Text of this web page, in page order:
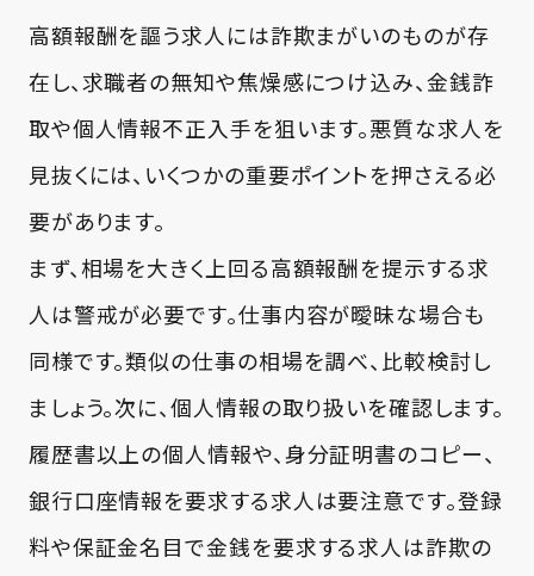
高額報酬を謳う求人には詐欺まがいのものが存
在し、求職者の無知や焦燥感につけ込み、金銭詐
取や個人情報不正入手を狙います。悪質な求人を
見抜くには、いくつかの重要ポイントを押さえる必
要があります。
まず、相場を大きく上回る高額報酬を提示する求
人は警戒が必要です。仕事内容が曖昧な場合も
同様です。類似の仕事の相場を調べ、比較検討し
ましょう。次に、個人情報の取り扱いを確認します。
履歴書以上の個人情報や、身分証明書のコピー、
銀行口座情報を要求する求人は要注意です。登録
料や保証金名目で金銭を要求する求人は詐欺の